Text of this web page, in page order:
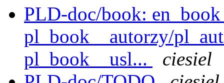
PLD-doc/book:
pl_book__autorzy/
pl_book__usl...
ciesiel